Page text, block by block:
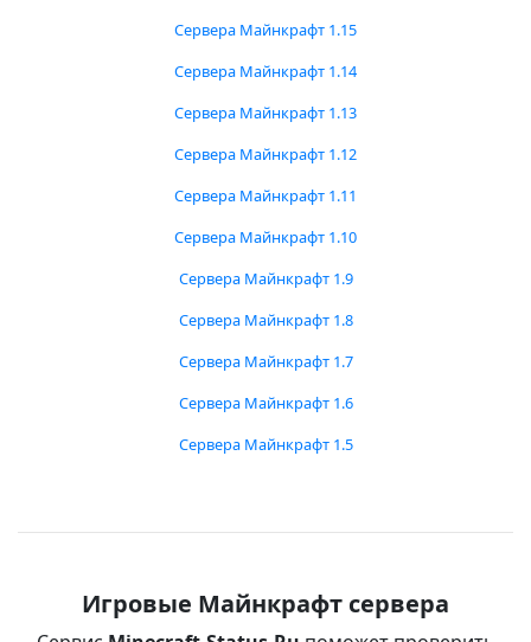
Сервера Майнкрафт 1.15
Сервера Майнкрафт 1.14
Сервера Майнкрафт 1.13
Сервера Майнкрафт 1.12
Сервера Майнкрафт 1.11
Сервера Майнкрафт 1.10
Сервера Майнкрафт 1.9
Сервера Майнкрафт 1.8
Сервера Майнкрафт 1.7
Сервера Майнкрафт 1.6
Сервера Майнкрафт 1.5
Игровые Майнкрафт сервера